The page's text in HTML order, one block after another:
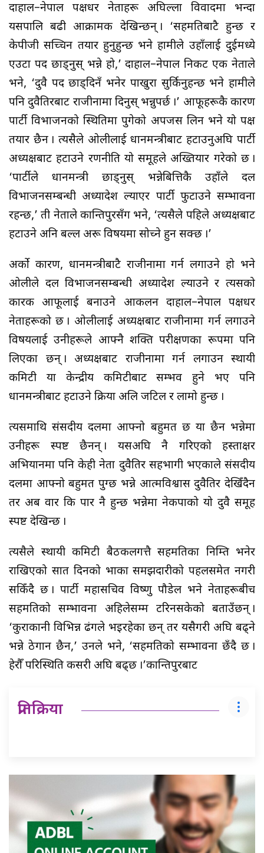
दाहाल–नेपाल पक्षधर नेताहरू अघिल्ला विवादमा भन्दा
यसपालि बढी आक्रामक देखिन्छन् । ‘सहमतिबाटै हुन्छ र
केपीजी सच्चिन तयार हुनुहुन्छ भने हामीले उहाँलाई दुईमध्ये
एउटा पद छाड्नुस् भन्ने हो,’ दाहाल–नेपाल निकट एक नेताले
भने, ‘दुवै पद छाड्दिनँ भनेर पाखुरा सुर्किनुहन्छ भने हामीले
पनि दुवैतिरबाट राजीनामा दिनुस् भन्नुपर्छ ।’ आफूहरूकै कारण
पार्टी विभाजनको स्थितिमा पुगेको अपजस लिन भने यो पक्ष
तयार छैन । त्यसैले ओलीलाई प्रधानमन्त्रीबाट हटाउनुअघि पार्टी
अध्यक्षबाट हटाउने रणनीति यो समूहले अख्तियार गरेको छ ।
‘पार्टीले प्रधानमन्त्री छाड्नुस् भन्नेबित्तिकै उहाँले दल
विभाजनसम्बन्धी अध्यादेश ल्याएर पार्टी फुटाउने सम्भावना
रहन्छ,’ ती नेताले कान्तिपुरसँग भने, ‘त्यसैले पहिले अध्यक्षबाट
हटाउने अनि बल्ल अरू विषयमा सोच्ने हुन सक्छ ।’
अर्को कारण, प्रधानमन्त्रीबाटै राजीनामा गर्न लगाउने हो भने
ओलीले दल विभाजनसम्बन्धी अध्यादेश ल्याउने र त्यसको
कारक आफूलाई बनाउने आकलन दाहाल–नेपाल पक्षधर
नेताहरूको छ । ओलीलाई अध्यक्षबाट राजीनामा गर्न लगाउने
विषयलाई उनीहरूले आफ्नै शक्ति परीक्षणका रूपमा पनि
लिएका छन् । अध्यक्षबाट राजीनामा गर्न लगाउन स्थायी
कमिटी या केन्द्रीय कमिटीबाट सम्भव हुने भए पनि
प्रधानमन्त्रीबाट हटाउने प्रक्रिया अलि जटिल र लामो हुन्छ ।
त्यसमाथि संसदीय दलमा आफ्नो बहुमत छ या छैन भन्नेमा
उनीहरू स्पष्ट छैनन् । यसअघि नै गरिएको हस्ताक्षर
अभियानमा पनि केही नेता दुवैतिर सहभागी भएकाले संसदीय
दलमा आफ्नो बहुमत पुग्छ भन्ने आत्मविश्वास दुवैतिर देखिँदैन
तर अब वार कि पार नै हुन्छ भन्नेमा नेकपाको यो दुवै समूह
स्पष्ट देखिन्छ ।
त्यसैले स्थायी कमिटी बैठकलगत्तै सहमतिका निम्ति भनेर
राखिएको सात दिनको भाका समझदारीको पहलसमेत नगरी
सकिँदै छ । पार्टी महासचिव विष्णु पौडेल भने नेताहरूबीच
सहमतिको सम्भावना अहिलेसम्म टरिनसकेको बताउँछन् ।
‘कुराकानी विभिन्न ढंगले भइरहेका छन् तर यसैगरी अघि बढ्ने
भन्ने ठेगान छैन,’ उनले भने, ‘सहमतिको सम्भावना छँदै छ ।
हेरौँ परिस्थिति कसरी अघि बढ्छ ।’कान्तिपुरबाट
प्रतिक्रिया